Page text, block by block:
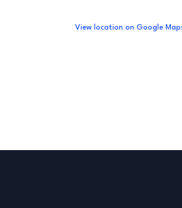
View location on Google